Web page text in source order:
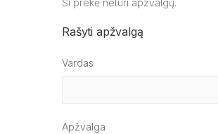
Ši prekė neturi apžvalgų.
Rašyti apžvalgą
Vardas
Apžvalga